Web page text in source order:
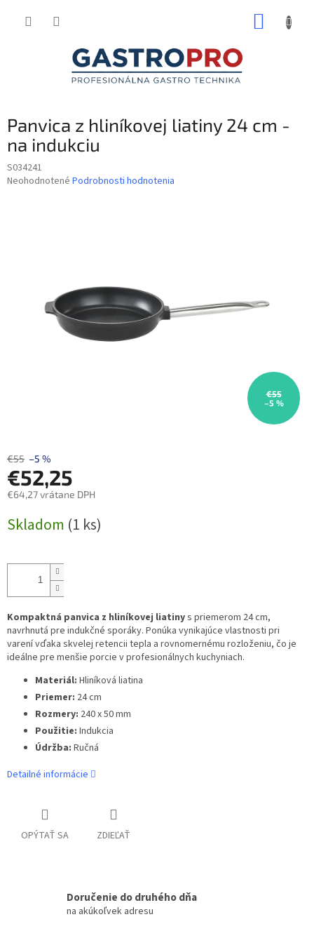
Panvica z hliníkovej liatiny 24 cm -
na indukciu
S034241
Priemerné
Neohodnotené Podrobnosti hodnotenia
€55
–5 %
€55 –5 %
€52,25
€64,27 vrátane DPH
cena:
Skladom (1 ks)
Kompaktná panvica z hliníkovej liatinys priemerom 24 cm,
navrhnutá pre indukčné sporáky. Ponúka vynikajúce vlastnosti pri
varení vďaka skvelej retencii tepla a rovnomernému rozloženiu, čo je
ideálne pre menšie porcie v profesionálnych kuchyniach.
Materiál: Hliníková liatina
Priemer: 24 cm
Rozmery: 240 x 50 mm
Použitie: Indukcia
Údržba: Ručná
Detailné informácie
OPÝTAŤ SA ZDIEĽAŤ
Doručenie do druhého dňa
na akúkoľvek adresu